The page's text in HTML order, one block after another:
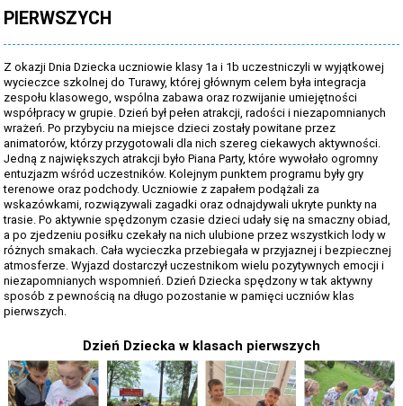
DANE OSOBOWE
PIERWSZYCH
Z okazji Dnia Dziecka uczniowie klasy 1a i 1b uczestniczyli w wyjątkowej
wycieczce szkolnej do Turawy, której głównym celem była integracja
zespołu klasowego, wspólna zabawa oraz rozwijanie umiejętności
współpracy w grupie. Dzień był pełen atrakcji, radości i niezapomnianych
wrażeń. Po przybyciu na miejsce dzieci zostały powitane przez
animatorów, którzy przygotowali dla nich szereg ciekawych aktywności.
Jedną z największych atrakcji było Piana Party, które wywołało ogromny
entuzjazm wśród uczestników. Kolejnym punktem programu były gry
terenowe oraz podchody. Uczniowie z zapałem podążali za
wskazówkami, rozwiązywali zagadki oraz odnajdywali ukryte punkty na
trasie. Po aktywnie spędzonym czasie dzieci udały się na smaczny obiad,
a po zjedzeniu posiłku czekały na nich ulubione przez wszystkich lody w
różnych smakach. Cała wycieczka przebiegała w przyjaznej i bezpiecznej
atmosferze. Wyjazd dostarczył uczestnikom wielu pozytywnych emocji i
niezapomnianych wspomnień. Dzień Dziecka spędzony w tak aktywny
sposób z pewnością na długo pozostanie w pamięci uczniów klas
pierwszych.
Dzień Dziecka w klasach pierwszych